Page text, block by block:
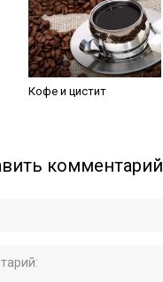
Кофе и цистит
комментарий